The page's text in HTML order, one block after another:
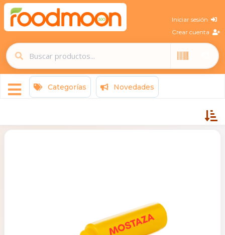
Iniciar sesión
Crear cuenta
Categorías Novedades